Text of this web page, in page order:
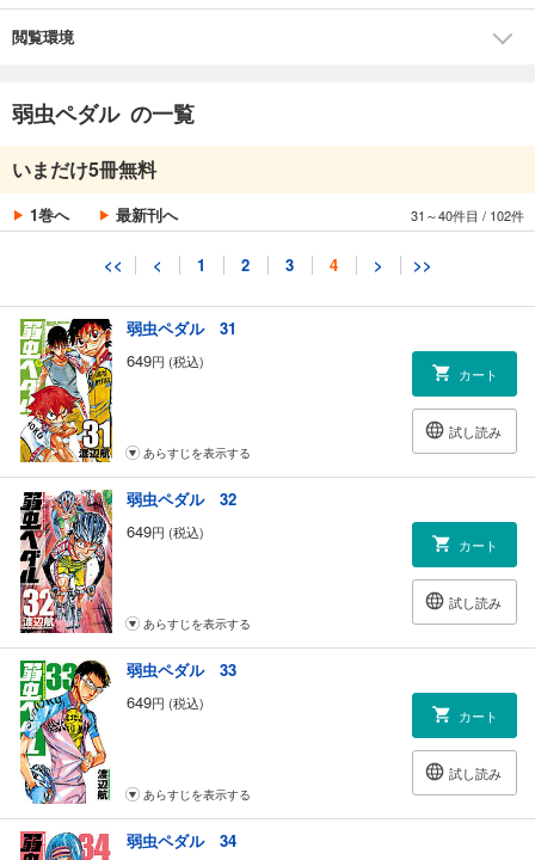
閲覧環境
弱虫ペダル の一覧
いまだけ5冊無料
1巻へ 最新刊へ 31～40件目 / 102件
<< < 1 2 3 4 > >>
カート
あらすじを表示する
弱虫ペダル 30
649円 (税込)
弱虫ペダル 31
649円 (税込)
カート
試し読み
あらすじを表示する
弱虫ペダル 32
649円 (税込)
カート
試し読み
あらすじを表示する
弱虫ペダル 33
649円 (税込)
カート
試し読み
あらすじを表示する
弱虫ペダル 34